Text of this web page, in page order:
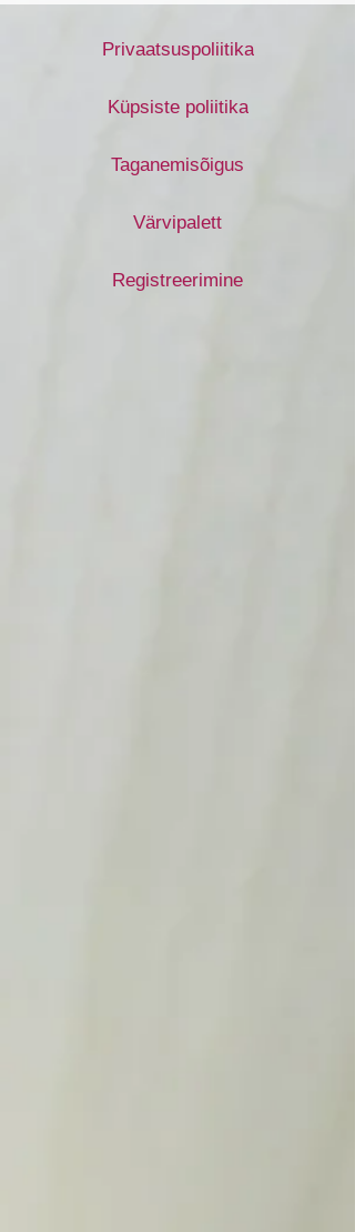
Privaatsuspoliitika
Küpsiste poliitika
Taganemisõigus
Värvipalett
Registreerimine